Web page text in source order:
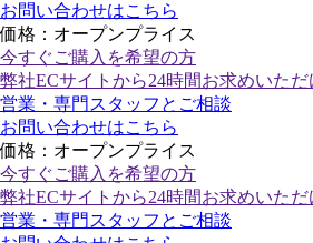
お問い合わせはこちら
価格：オープンプライス
今すぐご購入 を希望の方
弊社ECサイトから24時間お求めいただ
営業・専門スタッフとご相談
お問い合わせはこちら
価格：オープンプライス
今すぐご購入 を希望の方
弊社ECサイトから24時間お求めいただ
営業・専門スタッフとご相談